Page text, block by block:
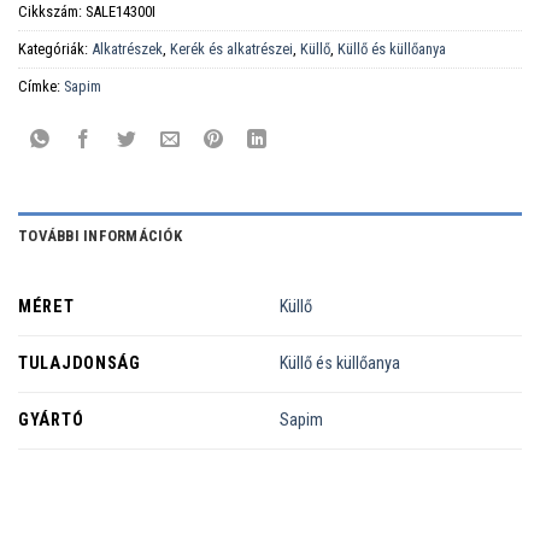
Cikkszám: SALE14300I
Kategóriák: Alkatrészek Kerék és alkatrészei Küllő Küllő és küllőanya
Címke: Sapim
TOVÁBBI INFORMÁCIÓK
MÉRET Küllő
TULAJDONSÁG Küllő és küllőanya
GYÁRTÓ Sapim